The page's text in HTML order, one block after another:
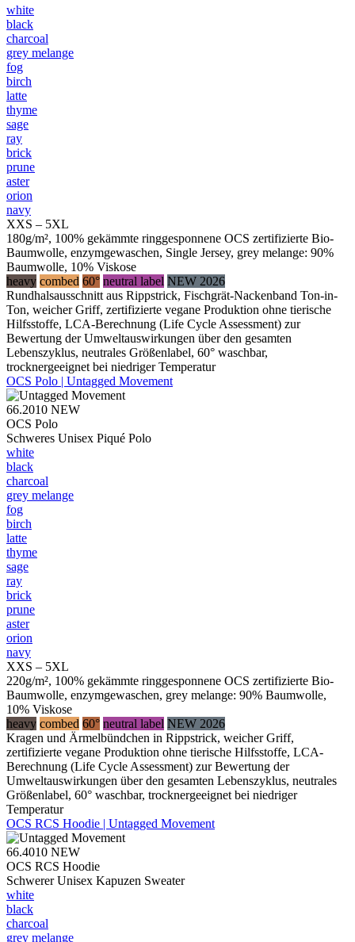
white
black
charcoal
grey melange
fog
birch
latte
thyme
sage
ray
brick
prune
aster
orion
navy
XXS – 5XL
180g/m², 100% gekämmte ringgesponnene OCS zertifizierte Bio-
Baumwolle, enzymgewaschen, Single Jersey, grey melange: 90%
Baumwolle, 10% Viskose
heavy combed 60° neutral label NEW 2026
Rundhalsausschnitt aus Rippstrick, Fischgrät-Nackenband Ton-in-
Ton, weicher Griff, zertifizierte vegane Produktion ohne tierische
Hilfsstoffe, LCA-Berechnung (Life Cycle Assessment) zur
Bewertung der Umweltauswirkungen über den gesamten
Lebenszyklus, neutrales Größenlabel, 60° waschbar,
trocknergeeignet bei niedriger Temperatur
OCS Polo | Untagged Movement
66.2010 NEW
OCS Polo
Schweres Unisex Piqué Polo
white
black
charcoal
grey melange
fog
birch
latte
thyme
sage
ray
brick
prune
aster
orion
navy
XXS – 5XL
220g/m², 100% gekämmte ringgesponnene OCS zertifizierte Bio-
Baumwolle, enzymgewaschen, grey melange: 90% Baumwolle,
10% Viskose
heavy combed 60° neutral label NEW 2026
Kragen und Ärmelbündchen in Rippstrick, weicher Griff,
zertifizierte vegane Produktion ohne tierische Hilfsstoffe, LCA-
Berechnung (Life Cycle Assessment) zur Bewertung der
Umweltauswirkungen über den gesamten Lebenszyklus, neutrales
Größenlabel, 60° waschbar, trocknergeeignet bei niedriger
Temperatur
OCS RCS Hoodie | Untagged Movement
66.4010 NEW
OCS RCS Hoodie
Schwerer Unisex Kapuzen Sweater
white
black
charcoal
grey melange